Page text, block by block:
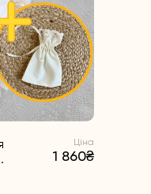
Ціна
1 860₴